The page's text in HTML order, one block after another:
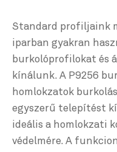
Standard profiljaink
iparban gyakran
burkolóprofilokat és
kínálunk. A P9256
homlokzatok
egyszerű telepítést
ideális a homlokzati
védelmére. A